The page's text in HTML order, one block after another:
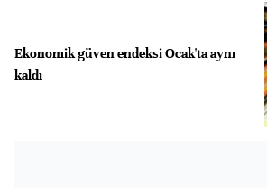
Ekonomik güven endeksi Ocak'ta aynı
kaldı